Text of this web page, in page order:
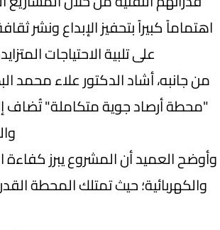
اهتماماً كبيراً بتحفيز الإبداع ونشر
على تلبية الاحتياجات
من جانبه، أشاد الدكتور علاء محمد
"محطة أرصاد جوية متكاملة" تُضاف
وأوضح العميد أن المشروع يبرز كفاءة
والكهربائية؛ حيث تمتلك المحطة